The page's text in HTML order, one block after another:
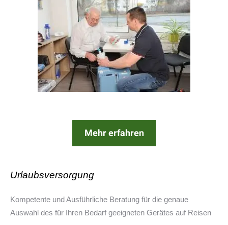
Mehr erfahren
Urlaubsversorgung
Kompetente und Ausführliche Beratung für die genaue
Auswahl des für Ihren Bedarf geeigneten Gerätes auf Reisen